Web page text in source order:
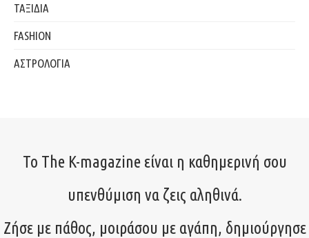
ΤΑΞΙΔΙΑ
FASHION
ΑΣΤΡΟΛΟΓΙΑ
Το The K-magazine είναι η καθημερινή σου
υπενθύμιση να ζεις αληθινά.
Ζήσε με πάθος, μοιράσου με αγάπη, δημιούργησε